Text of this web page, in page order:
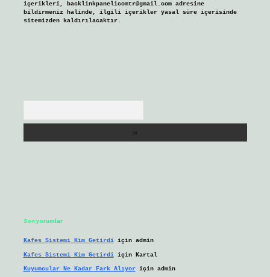
içerikleri, backlinkpanelicomtr@gmail.comadresine
bildirmeniz halinde, ilgili içerikler yasal süre içerisinde
sitemizden kaldırılacaktır.
Son yorumlar
Kafes Sistemi Kim Getirdiiçin admin
Kafes Sistemi Kim Getirdiiçin Kartal
Kuyumcular Ne Kadar Fark Alıyoriçin admin